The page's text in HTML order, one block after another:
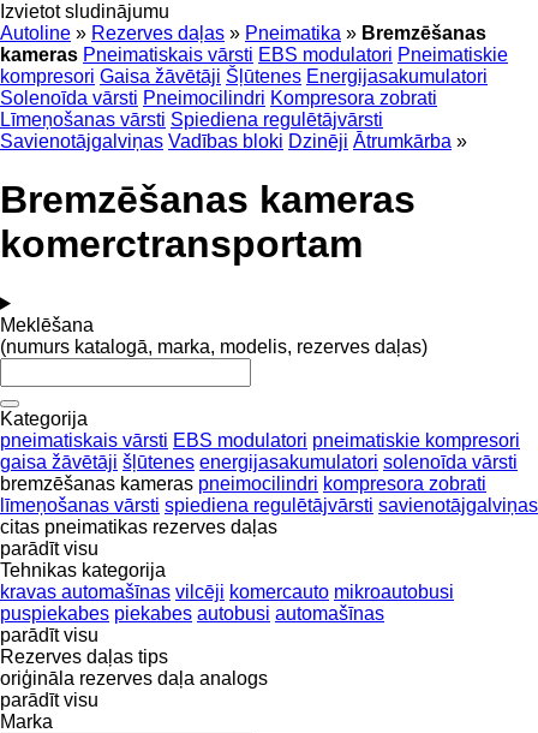
Izvietot sludinājumu
Autoline » Rezerves daļas » Pneimatika » Bremzēšanas
kameras Pneimatiskais vārsti EBS modulatori Pneimatiskie
kompresori Gaisa žāvētāji Šļūtenes Energijasakumulatori
Solenoīda vārsti Pneimocilindri Kompresora zobrati
Līmeņošanas vārsti Spiediena regulētājvārsti
Savienotājgalviņas Vadības bloki Dzinēji Ātrumkārba »
Bremzēšanas kameras
komerctransportam
Meklēšana
(numurs katalogā, marka, modelis, rezerves daļas)
Kategorija
pneimatiskais vārsti EBS modulatori pneimatiskie kompresori
gaisa žāvētāji šļūtenes energijasakumulatori solenoīda vārsti
bremzēšanas kameras pneimocilindri kompresora zobrati
līmeņošanas vārsti spiediena regulētājvārsti savienotājgalviņas
citas pneimatikas rezerves daļas
parādīt visu
Tehnikas kategorija
kravas automašīnas vilcēji komercauto mikroautobusi
puspiekabes piekabes autobusi automašīnas
parādīt visu
Rezerves daļas tips
oriģināla rezerves daļa analogs
parādīt visu
Marka